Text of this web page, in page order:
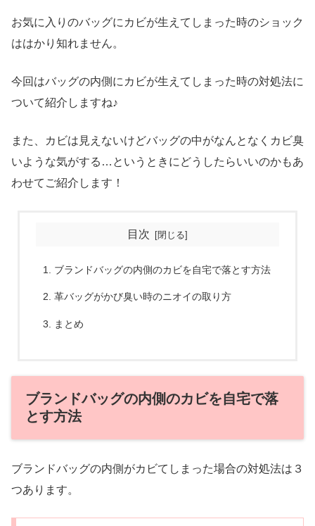
お気に入りのバッグにカビが生えてしまった時のショック
ははかり知れません。
今回はバッグの内側にカビが生えてしまった時の対処法に
ついて紹介しますね♪
また、カビは見えないけどバッグの中がなんとなくカビ臭
いような気がする…というときにどうしたらいいのかもあ
わせてご紹介します！
目次
ブランドバッグの内側のカビを自宅で落とす方法
革バッグがかび臭い時のニオイの取り方
まとめ
ブランドバッグの内側のカビを自宅で落
とす方法
ブランドバッグの内側がカビてしまった場合の対処法は３
つあります。